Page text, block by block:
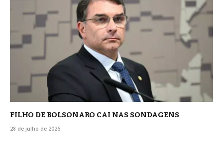
FILHO DE BOLSONARO CAI NAS SONDAGENS
28 de julho de 2026